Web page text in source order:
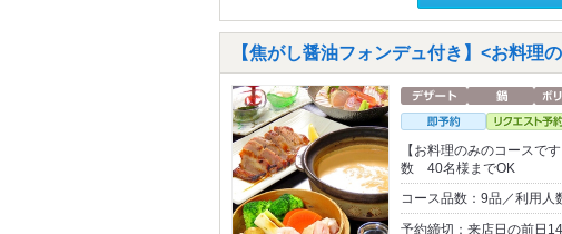
【焦がし醤油フォンデュ付き】<お料理
【お料理のみのコースで
数 40名様までOK
コース品数：9品／利用人
予約締切：来店日の前日